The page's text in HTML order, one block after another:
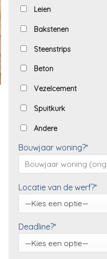
Leien
Bakstenen
Steenstrips
Beton
Vezelcement
Spuitkurk
Andere
Bouwjaar woning?*
Locatie van de werf?*
Deadline?*